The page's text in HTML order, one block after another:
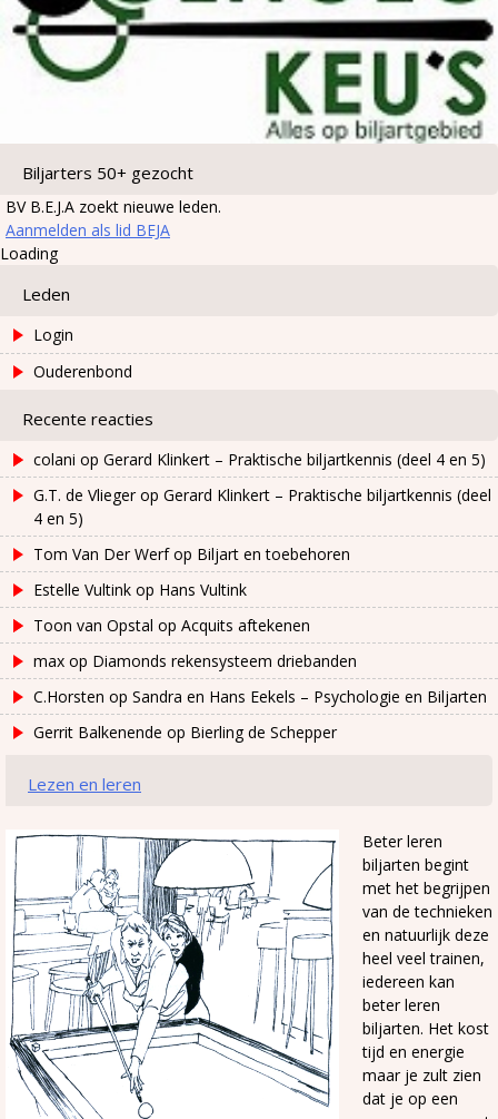
Biljarters 50+ gezocht
BV B.E.J.A zoekt nieuwe leden.
Aanmelden als lid BEJA
Loading
Leden
Login
Ouderenbond
Recente reacties
colani op Gerard Klinkert – Praktische biljartkennis (deel 4 en 5)
G.T. de Vliegerop Gerard Klinkert – Praktische biljartkennis (deel
4 en 5)
Tom Van Der Werfop Biljart en toebehoren
Estelle Vultink op Hans Vultink
Toon van Opstal op Acquits aftekenen
max op Diamonds rekensysteem driebanden
C.Horsten op Sandra en Hans Eekels – Psychologie en Biljarten
Gerrit Balkenende op Bierling de Schepper
Lezen en leren
Beter leren
biljarten begint
met het begrijpen
van de technieken
en natuurlijk deze
heel veel trainen,
iedereen kan
beter leren
biljarten. Het kost
tijd en energie
maar je zult zien
dat je op een